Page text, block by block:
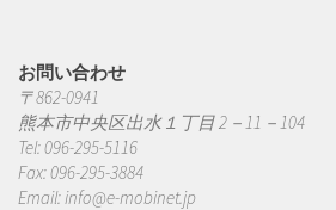
お問い合わせ
〒862-0941
熊本市中央区出水１丁目 2－11－104
Tel: 096-295-5116
Fax: 096-295-3884
Email: info@e-mobinet.jp